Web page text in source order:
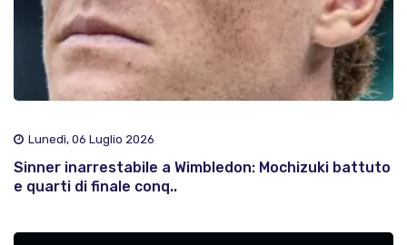
Lunedì, 06 Luglio 2026
Sinner inarrestabile a Wimbledon: Mochizuki battuto
e quarti di finale conq..